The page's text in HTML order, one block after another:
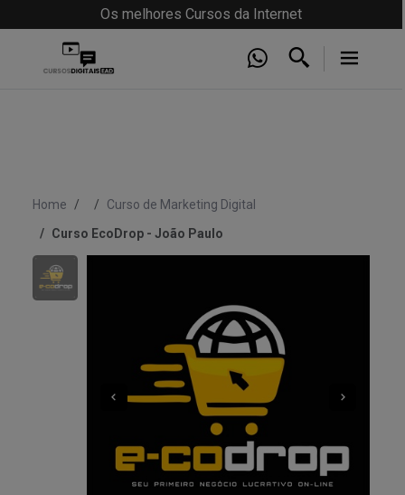
Os melhores Cursos da Internet
Home
Curso de Marketing Digital
Curso EcoDrop - João Paulo